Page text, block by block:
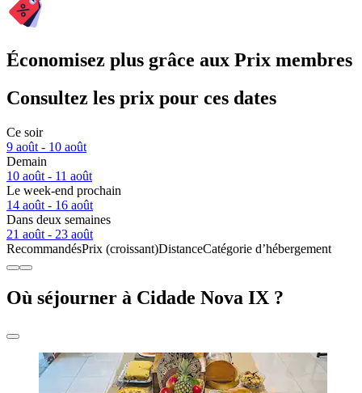
Économisez plus grâce aux Prix membres
Consultez les prix pour ces dates
Ce soir
9 août - 10 août
Demain
10 août - 11 août
Le week-end prochain
14 août - 16 août
Dans deux semaines
21 août - 23 août
RecommandésPrix (croissant)DistanceCatégorie d’hébergement
Où séjourner à Cidade Nova IX ?